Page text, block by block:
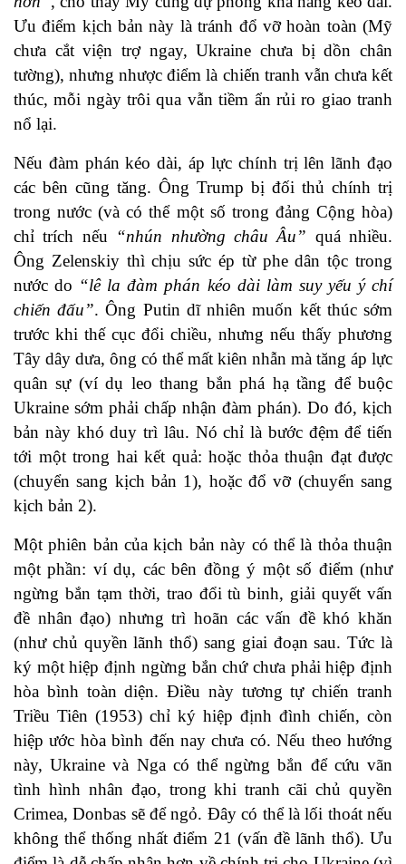
Ưu điểm kịch bản này là tránh đổ vỡ hoàn toàn (Mỹ
chưa cắt viện trợ ngay, Ukraine chưa bị dồn chân
tường), nhưng nhược điểm là chiến tranh vẫn chưa kết
thúc, mỗi ngày trôi qua vẫn tiềm ẩn rủi ro giao tranh
nổ lại.
Nếu đàm phán kéo dài, áp lực chính trị lên lãnh đạo
các bên cũng tăng. Ông Trump bị đối thủ chính trị
trong nước (và có thể một số trong đảng Cộng hòa)
chỉ trích nếu “nhún nhường châu Âu” quá nhiều.
Ông Zelenskiy thì chịu sức ép từ phe dân tộc trong
nước do “lê la đàm phán kéo dài làm suy yếu ý chí
chiến đấu”. Ông Putin dĩ nhiên muốn kết thúc sớm
trước khi thế cục đổi chiều, nhưng nếu thấy phương
Tây dây dưa, ông có thể mất kiên nhẫn mà tăng áp lực
quân sự (ví dụ leo thang bắn phá hạ tầng để buộc
Ukraine sớm phải chấp nhận đàm phán). Do đó, kịch
bản này khó duy trì lâu. Nó chỉ là bước đệm để tiến
tới một trong hai kết quả: hoặc thỏa thuận đạt được
(chuyển sang kịch bản 1), hoặc đổ vỡ (chuyển sang
kịch bản 2).
Một phiên bản của kịch bản này có thể là thỏa thuận
một phần: ví dụ, các bên đồng ý một số điểm (như
ngừng bắn tạm thời, trao đổi tù binh, giải quyết vấn
đề nhân đạo) nhưng trì hoãn các vấn đề khó khăn
(như chủ quyền lãnh thổ) sang giai đoạn sau. Tức là
ký một hiệp định ngừng bắn chứ chưa phải hiệp định
hòa bình toàn diện. Điều này tương tự chiến tranh
Triều Tiên (1953) chỉ ký hiệp định đình chiến, còn
hiệp ước hòa bình đến nay chưa có. Nếu theo hướng
này, Ukraine và Nga có thể ngừng bắn để cứu vãn
tình hình nhân đạo, trong khi tranh cãi chủ quyền
Crimea, Donbas sẽ để ngỏ. Đây có thể là lối thoát nếu
không thể thống nhất điểm 21 (vấn đề lãnh thổ). Ưu